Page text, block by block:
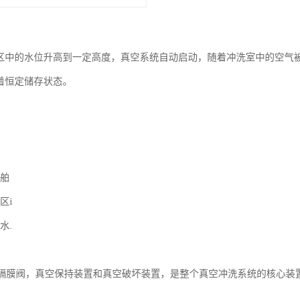
中的水位升高到一定高度，真空系统自动启动，随着冲洗室中的空气
定储存状态。
i
.
膜阀，真空保持装置和真空破坏装置，是整个真空冲洗系统的核心